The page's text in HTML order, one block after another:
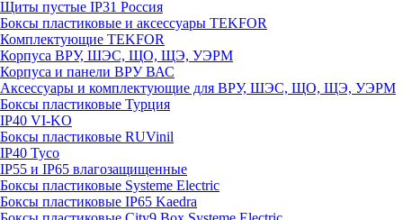
Щиты пустые IP31 Россия
Боксы пластиковые и аксессуары TEKFOR
Комплектующие TEKFOR
Корпуса ВРУ, ШЭС, ЩО, ЩЭ, УЭРМ
Корпуса и панели ВРУ ВАС
Аксессуары и комплектующие для ВРУ, ШЭС, ЩО, ЩЭ, УЭРМ
Боксы пластиковые Турция
IP40 VI-KO
Боксы пластиковые RUVinil
IP40 Тусо
IP55 и IP65 влагозащищенные
Боксы пластиковые Systeme Electric
Боксы пластиковые IP65 Kaedra